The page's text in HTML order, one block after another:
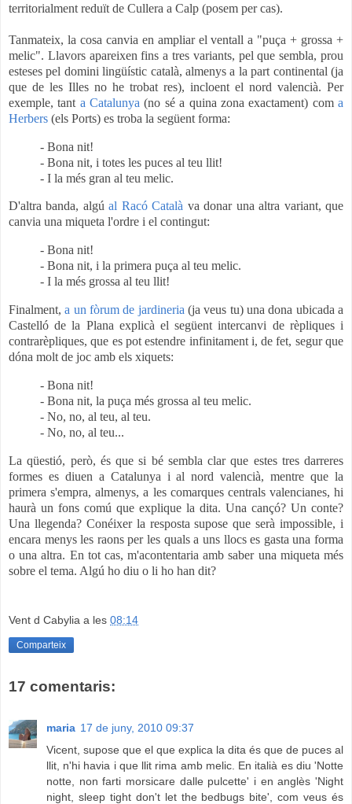
territorialment reduït de Cullera a Calp (posem per cas).
Tanmateix, la cosa canvia en ampliar el ventall a "puça + grossa +
melic". Llavors apareixen fins a tres variants, pel que sembla, prou
esteses pel domini lingüístic català, almenys a la part continental (ja
que de les Illes no he trobat res), incloent el nord valencià. Per
exemple, tant a Catalunya (no sé a quina zona exactament) coma
Herbers (els Ports) es troba la següent forma:
- Bona nit!
- Bona nit, i totes les puces al teu llit!
- I la més gran al teu melic.
D'altra banda, algúal Racó Català va donar una altra variant, que
canvia una miqueta l'ordre i el contingut:
- Bona nit!
- Bona nit, i la primera puça al teu melic.
- I la més grossa al teu llit!
Finalment,a un fòrum de jardineria (ja veus tu) una dona ubicada a
Castelló de la Plana explicà el següent intercanvi de rèpliques i
contrarèpliques, que es pot estendre infinitament i, de fet, segur que
dóna molt de joc amb els xiquets:
- Bona nit!
- Bona nit, la puça més grossa al teu melic.
- No, no, al teu, al teu.
- No, no, al teu...
La qüestió, però, és que si bé sembla clar que estes tres darreres
formes es diuen a Catalunya i al nord valencià, mentre que la
primera s'empra, almenys, a les comarques centrals valencianes, hi
haurà un fons comú que explique la dita. Una cançó? Un conte?
Una llegenda? Conéixer la resposta supose que serà impossible, i
encara menys les raons per les quals a uns llocs es gasta una forma
o una altra. En tot cas, m'acontentaria amb saber una miqueta més
sobre el tema. Algú ho diu o li ho han dit?
Vent d Cabylia a les 08:14
Comparteix
17 comentaris:
maria 17 de juny, 2010 09:37
Vicent, supose que el que explica la dita és que de puces al
llit, n'hi havia i que llit rima amb melic. En italià es diu 'Notte
notte, non farti morsicare dalle pulcette' i en anglès 'Night
night, sleep tight don't let the bedbugs bite', com veus és